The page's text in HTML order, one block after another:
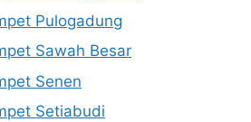
Pulogadung
Sawah Besar
Senen
Setiabudi